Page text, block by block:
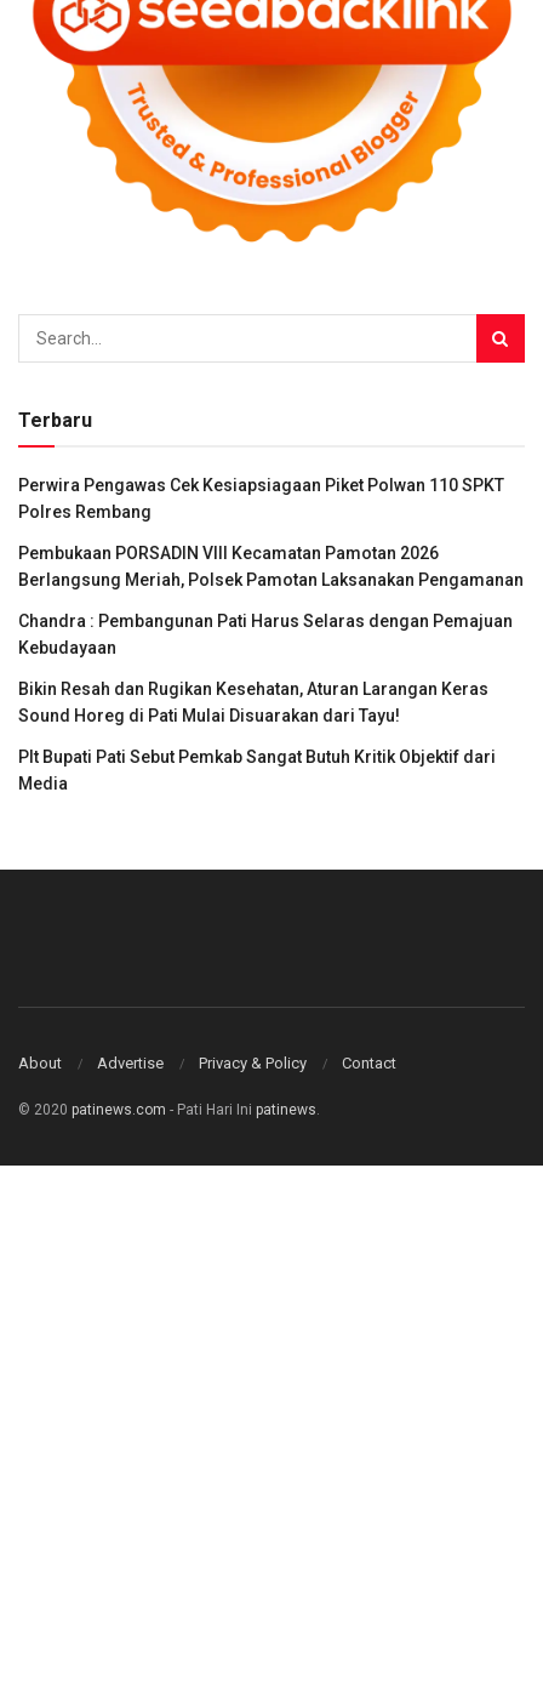
Terbaru
Perwira Pengawas Cek Kesiapsiagaan Piket Polwan 110 SPKT
Polres Rembang
Pembukaan PORSADIN VIII Kecamatan Pamotan 2026
Berlangsung Meriah, Polsek Pamotan Laksanakan Pengamanan
Chandra : Pembangunan Pati Harus Selaras dengan Pemajuan
Kebudayaan
Bikin Resah dan Rugikan Kesehatan, Aturan Larangan Keras
Sound Horeg di Pati Mulai Disuarakan dari Tayu!
Plt Bupati Pati Sebut Pemkab Sangat Butuh Kritik Objektif dari
Media
About Advertise Privacy & Policy Contact
© 2020 patinews.com - Pati Hari Ini patinews